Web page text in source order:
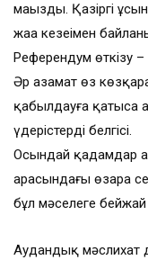
маңызды. Қазіргі
жаңа кезеңімен
Референдум өткізу –
Әр азамат өз
қабылдауға қатыса
үдерістердің белгісі.
Осындай қадамдар
арасындағы өзара
бұл мәселеге бейжай
Аудандық мәслихат